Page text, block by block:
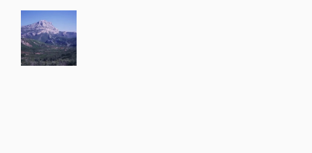
Aller
contenu
principal